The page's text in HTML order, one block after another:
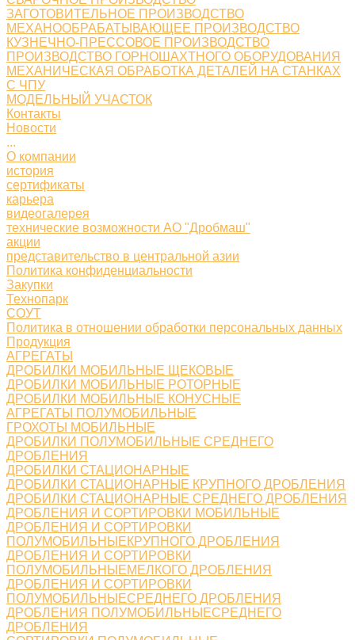
ЗАГОТОВИТЕЛЬНОЕ ПРОИЗВОДСТВО
МЕХАНООБРАБАТЫВАЮЩЕЕ ПРОИЗВОДСТВО
КУЗНЕЧНО-ПРЕССОВОЕ ПРОИЗВОДСТВО
ПРОИЗВОДСТВО ГОРНОШАХТНОГО ОБОРУДОВАНИЯ
МЕХАНИЧЕСКАЯ ОБРАБОТКА ДЕТАЛЕЙ НА СТАНКАХ
С ЧПУ
МОДЕЛЬНЫЙ УЧАСТОК
Контакты
Новости
...
О компании
история
сертификаты
карьера
видеогалерея
технические возможности АО "Дробмаш"
акции
представительство в центральной азии
Политика конфиденциальности
Закупки
Технопарк
СОУТ
Политика в отношении обработки персональных данных
Продукция
АГРЕГАТЫ
ДРОБИЛКИ МОБИЛЬНЫЕ ЩЕКОВЫЕ
ДРОБИЛКИ МОБИЛЬНЫЕ РОТОРНЫЕ
ДРОБИЛКИ МОБИЛЬНЫЕ КОНУСНЫЕ
АГРЕГАТЫ ПОЛУМОБИЛЬНЫЕ
ГРОХОТЫ МОБИЛЬНЫЕ
ДРОБИЛКИ ПОЛУМОБИЛЬНЫЕ СРЕДНЕГО
ДРОБЛЕНИЯ
ДРОБИЛКИ СТАЦИОНАРНЫЕ
ДРОБИЛКИ СТАЦИОНАРНЫЕ КРУПНОГО ДРОБЛЕНИЯ
ДРОБИЛКИ СТАЦИОНАРНЫЕ СРЕДНЕГО ДРОБЛЕНИЯ
ДРОБЛЕНИЯ И СОРТИРОВКИ МОБИЛЬНЫЕ
ДРОБЛЕНИЯ И СОРТИРОВКИ
ПОЛУМОБИЛЬНЫЕКРУПНОГО ДРОБЛЕНИЯ
ДРОБЛЕНИЯ И СОРТИРОВКИ
ПОЛУМОБИЛЬНЫЕМЕЛКОГО ДРОБЛЕНИЯ
ДРОБЛЕНИЯ И СОРТИРОВКИ
ПОЛУМОБИЛЬНЫЕСРЕДНЕГО ДРОБЛЕНИЯ
ДРОБЛЕНИЯ ПОЛУМОБИЛЬНЫЕСРЕДНЕГО
ДРОБЛЕНИЯ